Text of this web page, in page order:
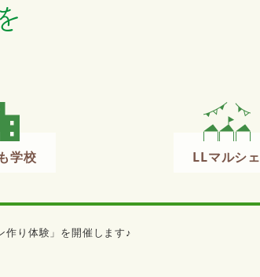
学校 LLマルシェ
り体験」を開催します♪